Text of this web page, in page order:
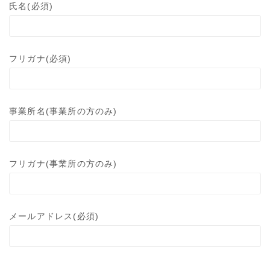
氏名(必須)
フリガナ(必須)
事業所名(事業所の方のみ)
フリガナ(事業所の方のみ)
メールアドレス(必須)